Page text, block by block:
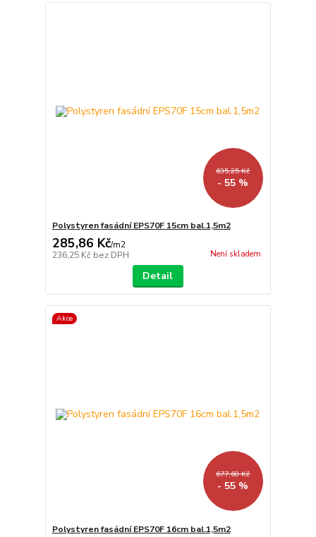
635,25 Kč
- 55 %
Polystyren fasádní EPS70F 15cm bal.1,5m2
285,86 Kč/m2
236,25 Kč bez DPH Není skladem
Detail
Akce
677,60 Kč
- 55 %
Polystyren fasádní EPS70F 16cm bal.1,5m2